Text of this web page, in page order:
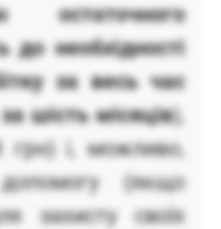
остаточного
до необхідності
за весь час
шість місяців),
грн) і, можливо,
(якщо
захисту своїх